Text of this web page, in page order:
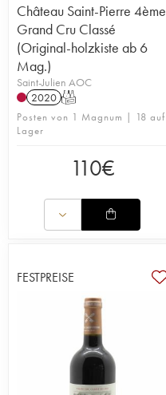
Château Saint-Pierre 4ème
Grand Cru Classé
(Original-holzkiste ab 6
Mag.)
Saint-Julien AOC
2020 T
Posten von 1 Magnum | 18 auf
Lager
110€
FESTPREISE